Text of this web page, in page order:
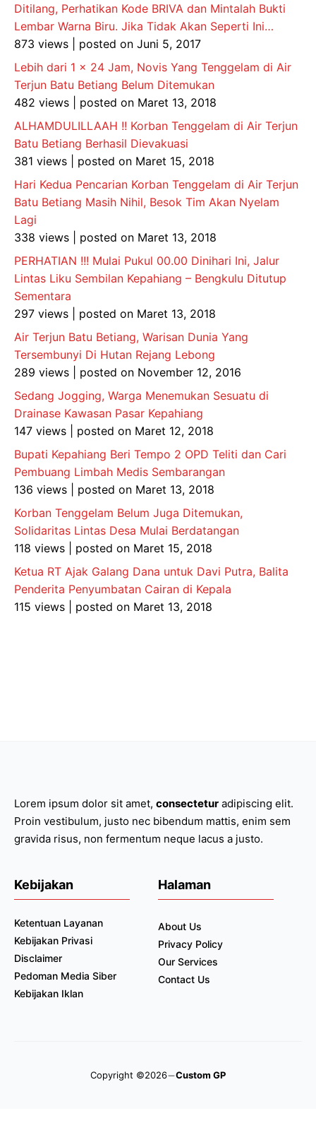
Ditilang, Perhatikan Kode BRIVA dan Mintalah Bukti
Lembar Warna Biru. Jika Tidak Akan Seperti Ini…
873 views
posted on Juni 5, 2017
Lebih dari 1 x 24 Jam, Novis Yang Tenggelam di Air
Terjun Batu Betiang Belum Ditemukan
482 views
posted on Maret 13, 2018
ALHAMDULILLAAH !! Korban Tenggelam di Air Terjun
Batu Betiang Berhasil Dievakuasi
381 views
posted on Maret 15, 2018
Hari Kedua Pencarian Korban Tenggelam di Air Terjun
Batu Betiang Masih Nihil, Besok Tim Akan Nyelam
Lagi
338 views
posted on Maret 13, 2018
PERHATIAN !!! Mulai Pukul 00.00 Dinihari Ini, Jalur
Lintas Liku Sembilan Kepahiang – Bengkulu Ditutup
Sementara
297 views
posted on Maret 13, 2018
Air Terjun Batu Betiang, Warisan Dunia Yang
Tersembunyi Di Hutan Rejang Lebong
289 views
posted on November 12, 2016
Sedang Jogging, Warga Menemukan Sesuatu di
Drainase Kawasan Pasar Kepahiang
147 views
posted on Maret 12, 2018
Bupati Kepahiang Beri Tempo 2 OPD Teliti dan Cari
Pembuang Limbah Medis Sembarangan
136 views
posted on Maret 13, 2018
Korban Tenggelam Belum Juga Ditemukan,
Solidaritas Lintas Desa Mulai Berdatangan
118 views
posted on Maret 15, 2018
Ketua RT Ajak Galang Dana untuk Davi Putra, Balita
Penderita Penyumbatan Cairan di Kepala
115 views
posted on Maret 13, 2018
Lorem ipsum dolor sit amet, consectetur adipiscing elit.
Proin vestibulum, justo nec bibendum mattis, enim sem
gravida risus, non fermentum neque lacus a justo.
Kebijakan
Ketentuan Layanan
Kebijakan Privasi
Disclaimer
Pedoman Media Siber
Kebijakan Iklan
Halaman
About Us
Privacy Policy
Our Services
Contact Us
Copyright ©2026 Custom GP